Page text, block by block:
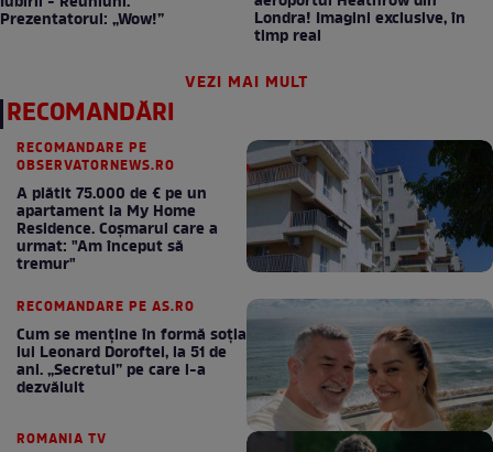
Prezentatorul: „Wow!” Londra! Imagini exclusive, în
timp real
VEZI MAI MULT
RECOMANDĂRI
RECOMANDARE PE
OBSERVATORNEWS.RO
A plătit 75.000 de € pe un
apartament la My Home
Residence. Coşmarul care a
urmat: "Am început să
tremur"
RECOMANDARE PE AS.RO
Cum se menţine în formă soţia
lui Leonard Doroftei, la 51 de
ani. „Secretul” pe care l-a
dezvăluit
ROMANIA TV